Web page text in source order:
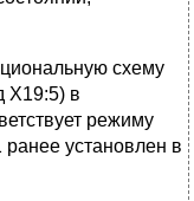
схему
Х19:5) в
режиму
установлен в